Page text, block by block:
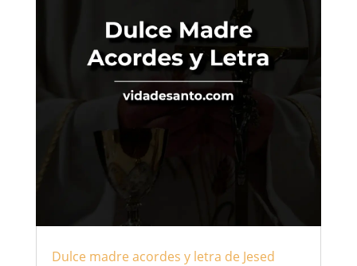
Dulce madre acordes y letra de Jesed